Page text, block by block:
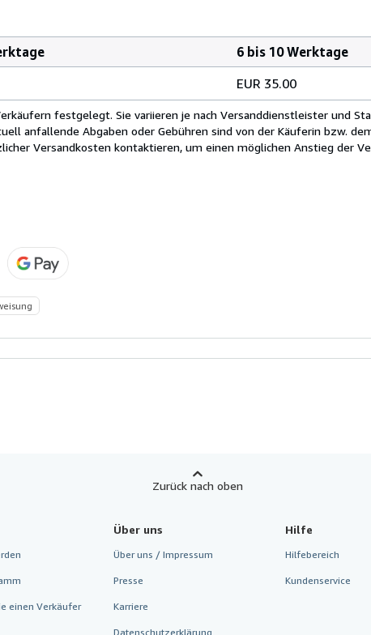
6 bis 10 Werktage
EUR 35.00
festgelegt. Sie variieren je nach Versanddienstleister und
anfallende Abgaben oder Gebühren sind von der Käuferin bzw.
Versandkosten kontaktieren, um einen möglichen Anstieg der
Zurück nach oben
einen Verkäufer
Über uns
Über uns / Impressum
Presse
Karriere
Datenschutzerklärung
Hilfe
Hilfebereich
Kundenservice